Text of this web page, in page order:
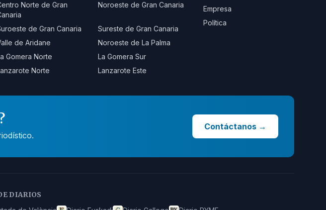
Norte de Gran
Noroeste de Gran Canaria
de Gran Canaria
Sureste de Gran Canaria
de Aridane
Noroeste de La Palma
Gomera Norte
La Gomera Sur
Norte Lanzarote Este
Empresa
Política
Contáctanos →
DIARIOS